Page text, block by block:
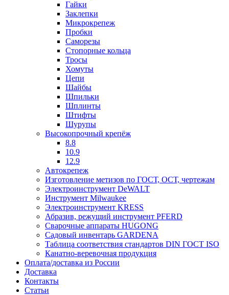
Гайки
Заклепки
Микрокрепеж
Пробки
Саморезы
Стопорные кольца
Тросы
Хомуты
Цепи
Шайбы
Шпильки
Шплинты
Штифты
Шурупы
Высокопрочный крепёж
8.8
10.9
12.9
Автокрепеж
Изготовление метизов по ГОСТ, ОСТ, чертежам
Электроинструмент DeWALT
Инструмент Milwaukee
Электроинструмент KRESS
Абразив, режущий инструмент PFERD
Сварочные аппараты HUGONG
Садовый инвентарь GARDENA
Таблица соответствия стандартов DIN ГОСТ ISO
Канатно-веревочная продукция
Оплата/доставка из России
Доставка
Контакты
Статьи